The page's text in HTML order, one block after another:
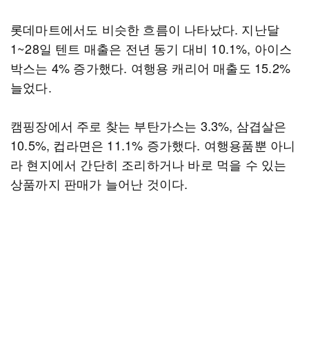
롯데마트에서도 비슷한 흐름이 나타났다. 지난달
1~28일 텐트 매출은 전년 동기 대비 10.1%, 아이스
박스는 4% 증가했다. 여행용 캐리어 매출도 15.2%
늘었다.
캠핑장에서 주로 찾는 부탄가스는 3.3%, 삼겹살은
10.5%, 컵라면은 11.1% 증가했다. 여행용품뿐 아니
라 현지에서 간단히 조리하거나 바로 먹을 수 있는
상품까지 판매가 늘어난 것이다.